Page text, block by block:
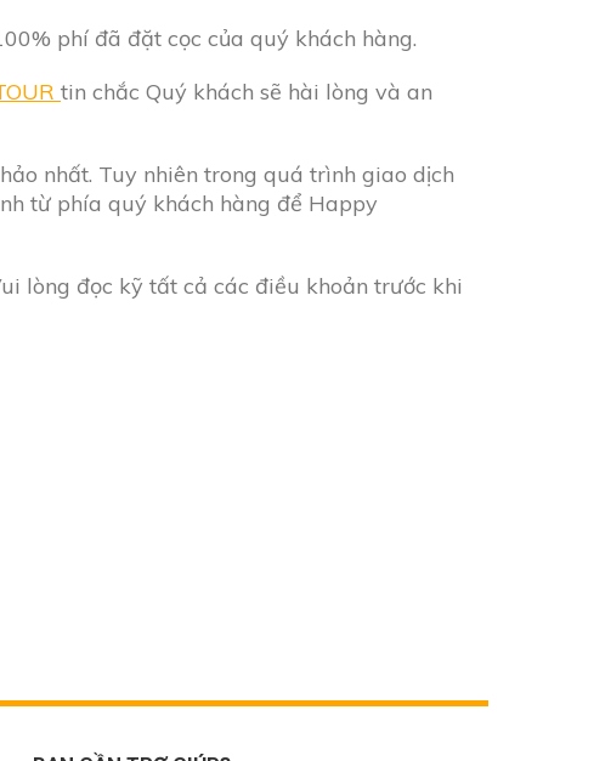
phí đã đặt cọc của quý khách hàng.
tin chắc Quý khách sẽ hài lòng và an
nhất. Tuy nhiên trong quá trình giao dịch
từ phía quý khách hàng để Happy
lòng đọc kỹ tất cả các điều khoản trước khi